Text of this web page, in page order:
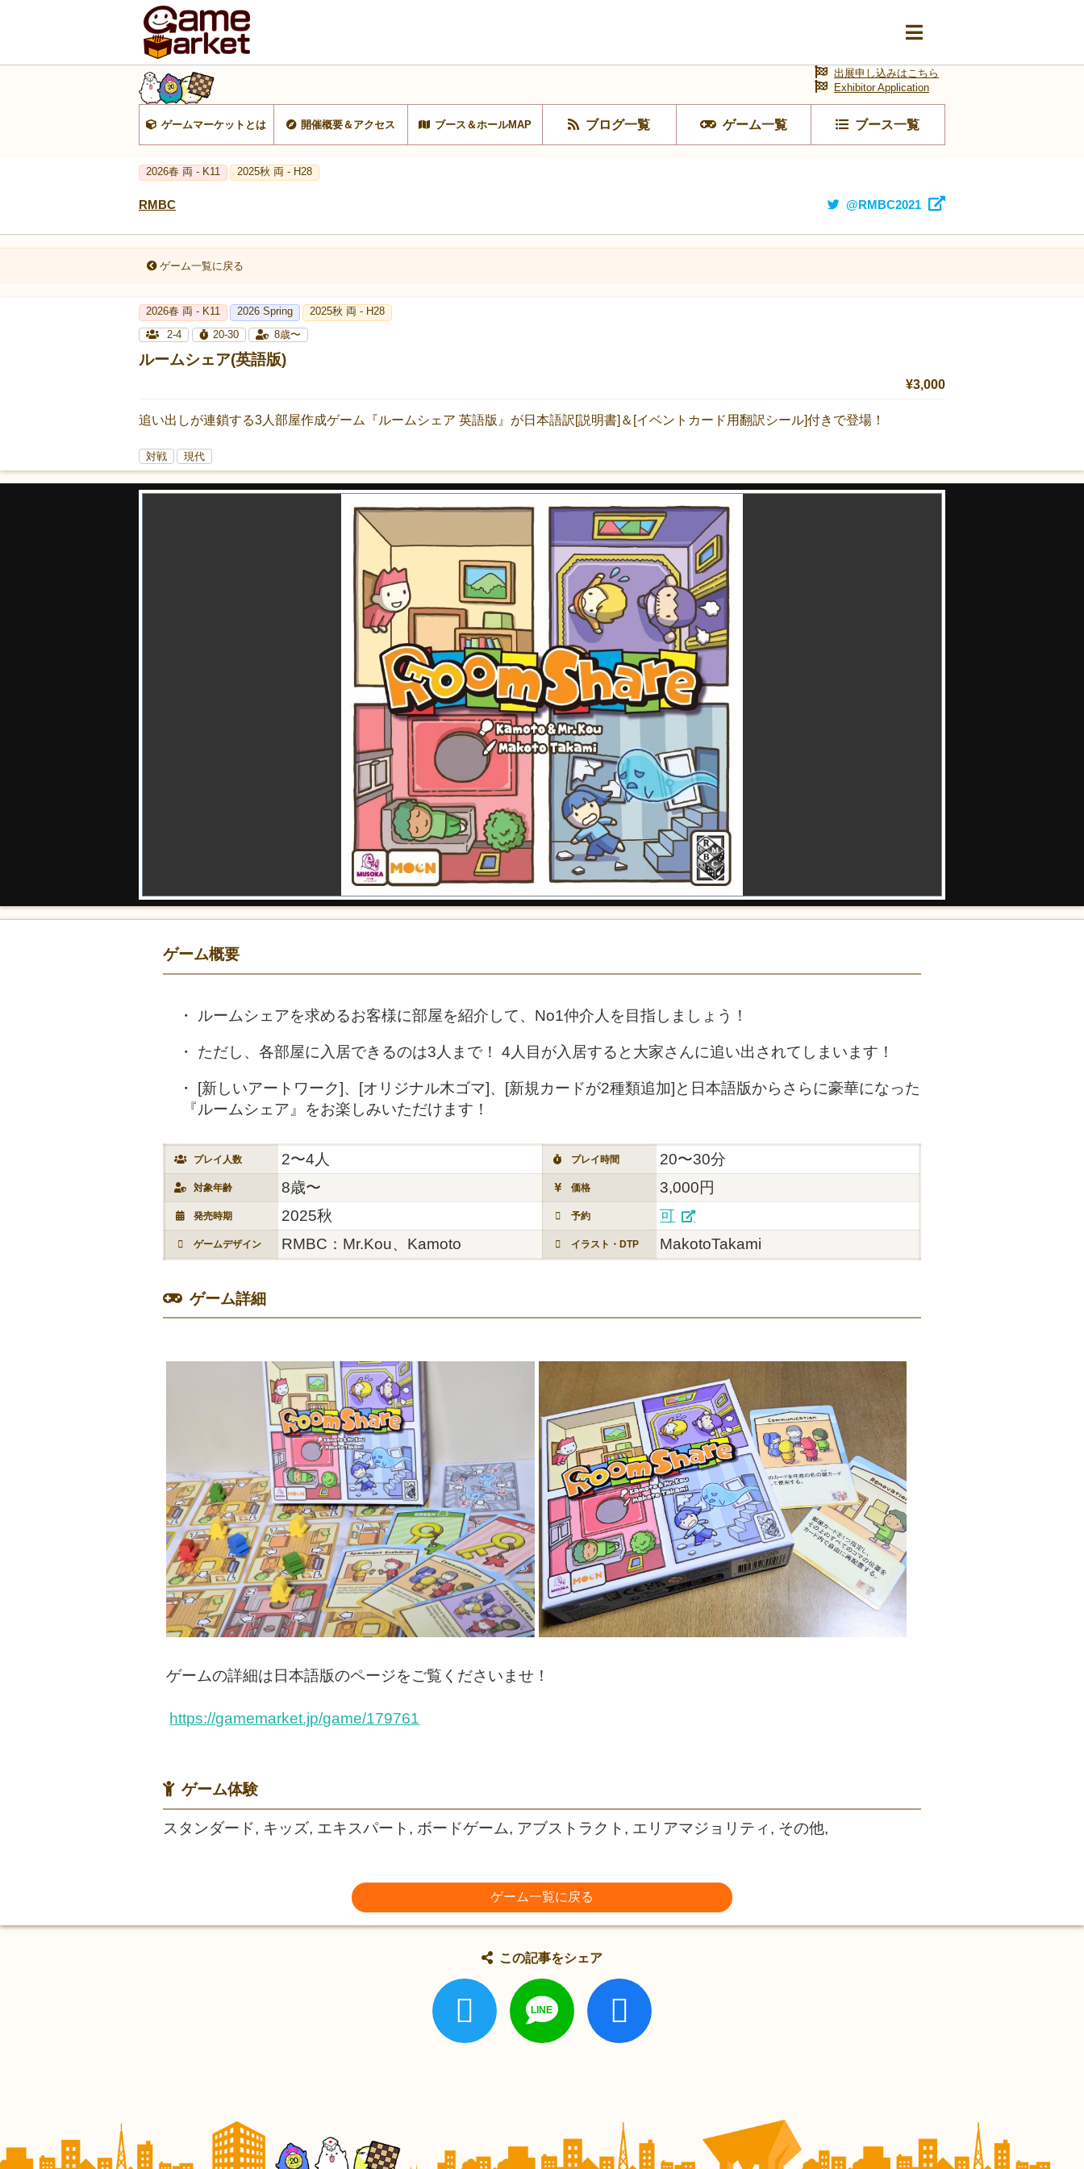
ゲームマーケットとは 開催概要＆アクセス ブース＆ホールMAP ブログ一覧 ゲーム一覧 ブース一覧
出展申し込みはこちら
Exhibitor Application
2026春 両 - K11 2025秋 両 - H28
RMBC @RMBC2021
ゲーム一覧に戻る
2026春 両 - K11 2026 Spring
2025秋 両 - H28
2-4
20-30 8歳〜
ルームシェア(英語版)
¥3,000
追い出しが連鎖する3人部屋作成ゲーム『ルームシェア 英語版』が日本語訳[説明書]＆[イベントカード用翻訳シール]付きで登場！
対戦 現代
ゲーム概要
ルームシェアを求めるお客様に部屋を紹介して、No1仲介人を目指しましょう！
ただし、各部屋に入居できるのは3人まで！ 4人目が入居すると大家さんに追い出されてしまいます！
[新しいアートワーク]、[オリジナル木ゴマ]、[新規カードが2種類追加]と日本語版からさらに豪華になった
『ルームシェア』をお楽しみいただけます！
プレイ人数 2〜4人 プレイ時間 20〜30分
対象年齢 8歳〜 価格 3,000円
発売時期 2025秋 予約 可
ゲームデザイン RMBC：Mr.Kou、Kamoto イラスト・DTP MakotoTakami
ゲーム詳細
ゲームの詳細は日本語版のページをご覧くださいませ！
https://gamemarket.jp/game/179761
ゲーム体験
スタンダード, キッズ, エキスパート, ボードゲーム, アブストラクト, エリアマジョリティ, その他,
ゲーム一覧に戻る
この記事をシェア